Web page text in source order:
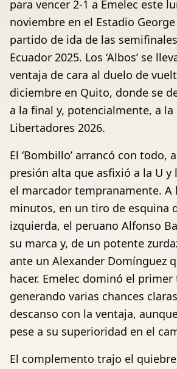
para vencer 2-1 a Emelec este
noviembre en el Estadio
partido de ida de las
Ecuador 2025. Los ‘Albos’ se
ventaja de cara al duelo de
diciembre en Quito, donde se
a la final y, potencialmente, a la
Libertadores 2026.
El ‘Bombillo’ arrancó con todo,
presión alta que asfixió a la U
el marcador tempranamente. A
minutos, en un tiro de esquina
izquierda, el peruano Alfonso
su marca y, de un potente
ante un Alexander Domínguez
hacer. Emelec dominó el
generando varias chances
descanso con la ventaja,
pese a su superioridad en el
El complemento trajo el